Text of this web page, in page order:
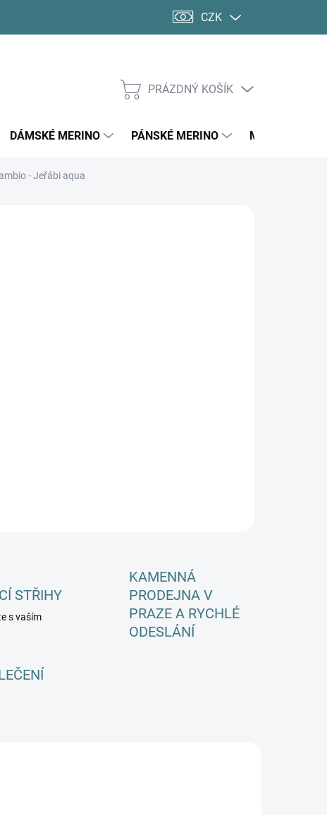
CZK
NÁKUPNÍ
PRÁZDNÝ KOŠÍK
DÁMSKÉ MERINO PÁNSKÉ MERINO MERINO
- Jeřábi aqua
STŘIHY
s vaším
KAMENNÁ
PRODEJNA V
PRAZE A RYCHLÉ
ODESLÁNÍ